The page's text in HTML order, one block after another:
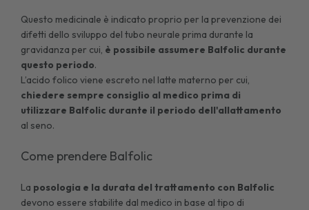
Questo medicinale è indicato proprio per la prevenzione dei
difetti dello sviluppo del tubo neurale prima durante la
gravidanza per cui, è possibile assumere Balfolic durante
questo periodo.
L’acido folico viene escreto nel latte materno per cui,
chiedere sempre consiglio al medico prima di
utilizzare Balfolic durante il periodo dell'allattamento
al seno.
Come prendere Balfolic
La posologia e la durata del trattamento con Balfolic
devono essere stabilite dal medico in base al tipo di